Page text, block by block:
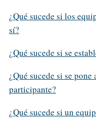
¿Qué sucede si los
sí?
¿Qué sucede si se
¿Qué sucede si se
participante?
¿Qué sucede si un